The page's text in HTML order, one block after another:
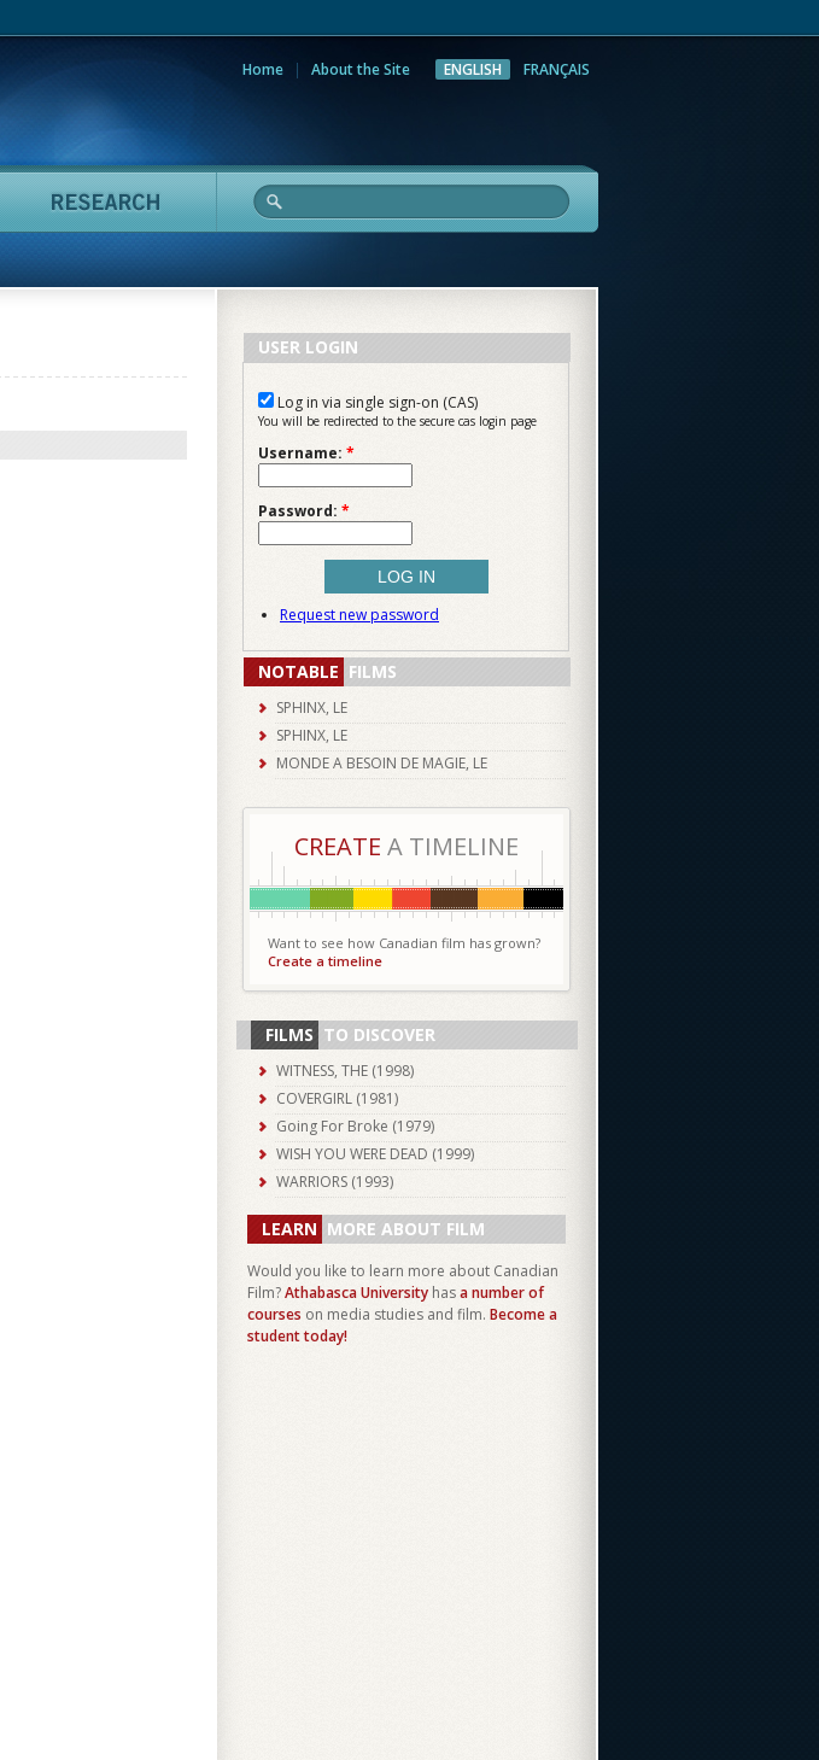
Home About the Site ENGLISH FRANÇAIS
Research
USER LOGIN
Log in via single sign-on (CAS)
You will be redirected to the secure cas login page
Username: *
Password: *
Request new password
NOTABLE FILMS
SPHINX, LE
SPHINX, LE
MONDE A BESOIN DE MAGIE, LE
CREATE A TIMELINE
Want to see how Canadian film has grown?
Create a timeline
FILMS TO DISCOVER
WITNESS, THE (1998)
COVERGIRL (1981)
Going For Broke (1979)
WISH YOU WERE DEAD (1999)
WARRIORS (1993)
LEARN MORE ABOUT FILM
Would you like to learn more about Canadian
Film?Athabasca University hasa number of
courses on media studies and film. Become a
student today!